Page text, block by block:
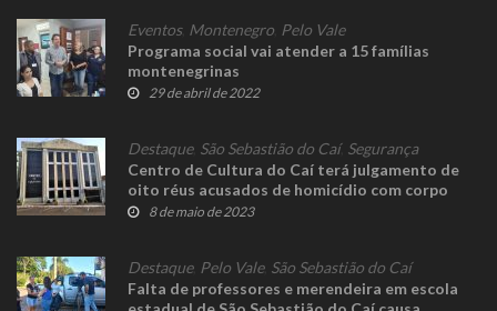
Eventos, Montenegro Pelo Vale
Programa social vai atender a 15 famílias
montenegrinas
29 de abril de 2022
Destaque, São Sebastião do Caí, Segurança
Centro de Cultura do Caí terá julgamento de
oito réus acusados de homicídio com corpo
queimado
8 de maio de 2023
Destaque, Pelo Vale, São Sebastião do Caí
Falta de professores e merendeira em escola